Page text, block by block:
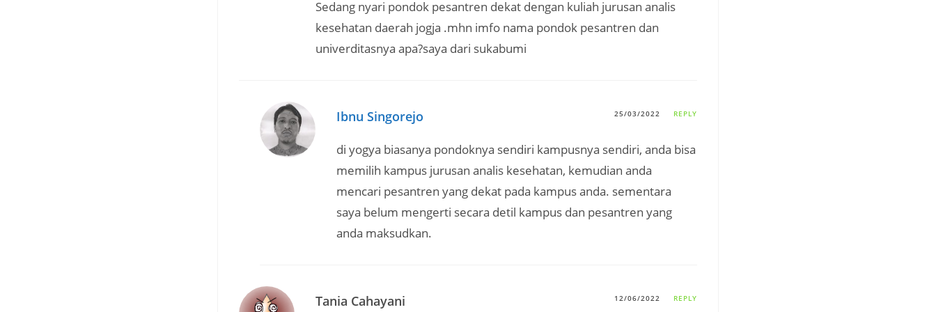
Sedang nyari pondok pesantren dekat dengan kuliah jurusan analis
kesehatan daerah jogja .mhn imfo nama pondok pesantren dan
univerditasnya apa?saya dari sukabumi
Ibnu Singorejo 25/03/2022 REPLY
di yogya biasanya pondoknya sendiri kampusnya sendiri, anda bisa
memilih kampus jurusan analis kesehatan, kemudian anda
mencari pesantren yang dekat pada kampus anda. sementara
saya belum mengerti secara detil kampus dan pesantren yang
anda maksudkan.
Tania Cahayani 12/06/2022 REPLY